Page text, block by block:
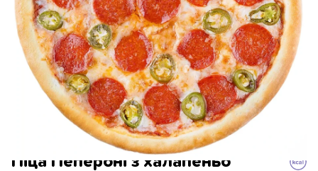
Піца Пепероні з халапеньо